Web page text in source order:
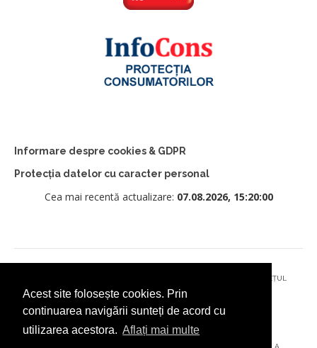
Acest site folosește cookies. Prin
continuarea navigării sunteți de acord cu
utilizarea acestora. Aflați mai multe
Informare despre cookies & GDPR
Protecția datelor cu caracter personal
Cea mai recentă actualizare: 07.08.2026, 15:20:00
© 2026 - PRIMĂRIA MUNICIPIULUI CÂMPULUNG MOLDOVENESC, JUDEȚUL
SUCEAVA
AȚI ÎNTÂMPINAT O PROBLEMĂ TEHNICĂ? TRIMITEȚI-NE UN EMAIL LA